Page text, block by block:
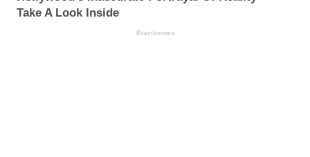
Take A Look Inside
Brainberries